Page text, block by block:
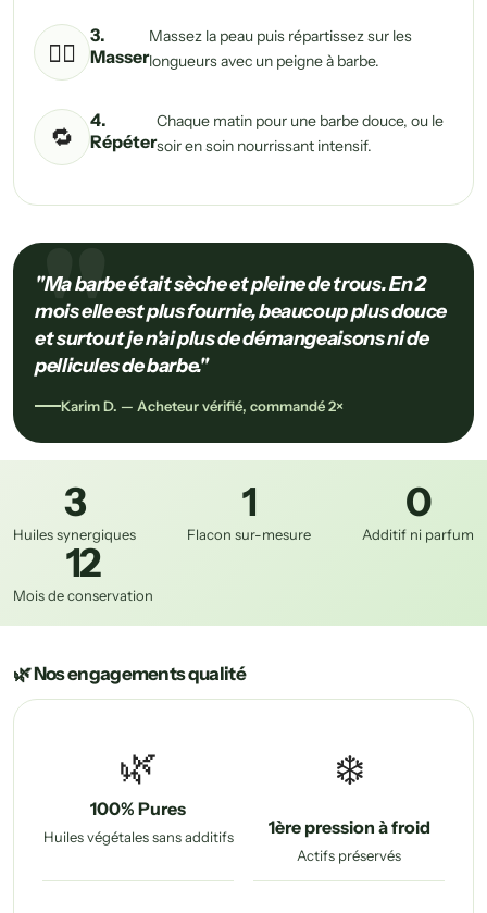
💆‍♂️
3.
Masser
Massez la peau puis répartissez sur les
longueurs avec un peigne à barbe.
🔁
4.
Répéter
Chaque matin pour une barbe douce, ou le
soir en soin nourrissant intensif.
"Ma barbe était sèche et pleine de trous. En 2
mois elle est plus fournie, beaucoup plus douce
et surtout je n'ai plus de démangeaisons ni de
pellicules de barbe."
Karim D. — Acheteur vérifié, commandé 2×
3
Huiles synergiques
1
Flacon sur-mesure
0
Additif ni parfum
12
Mois de conservation
🌿 Nos engagements qualité
🌿
100% Pures
Huiles végétales sans additifs
❄️
1ère pression à froid
Actifs préservés